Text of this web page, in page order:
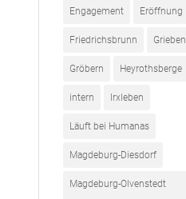
Engagement Eröffnung
Friedrichsbrunn Grieben
Gröbern Heyrothsberge
intern Irxleben
Läuft bei Humanas
Magdeburg-Diesdorf
Magdeburg-Olvenstedt